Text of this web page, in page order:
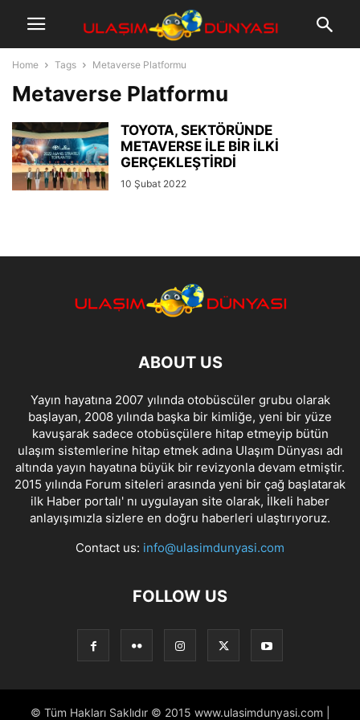
Home Tags Metaverse Platformu
Metaverse Platformu
TOYOTA, SEKTÖRÜNDE
METAVERSE İLE BİR İLKİ
GERÇEKLEŞTİRDİ
10 Şubat 2022
ABOUT US
Yayın hayatına 2007 yılında otobüscüler grubu olarak
başlayan, 2008 yılında başka bir kimliğe, yeni bir yüze
kavuşarak sadece otobüsçülere hitap etmeyip bütün
ulaşım sistemlerine hitap etmek adına Ulaşım Dünyası adı
altında yayın hayatına büyük bir revizyonla devam etmiştir.
2015 yılında Forum siteleri arasında yeni bir çağ başlatarak
ilk Haber portalı' nı uygulayan site olarak, İlkeli haber
anlayışımızla sizlere en doğru haberleri ulaştırıyoruz.
Contact us: info@ulasimdunyasi.com
FOLLOW US
© Tüm Hakları Saklıdır © 2015 www.ulasimdunyasi.com |